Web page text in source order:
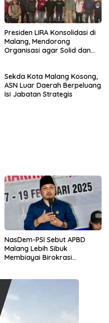
Presiden LIRA Konsolidasi di
Malang, Mendorong
Organisasi agar Solid dan
Sekda Kota Malang Kosong,
ASN Luar Daerah Berpeluang
Isi Jabatan Strategis
NasDem-PSI Sebut APBD
Malang Lebih Sibuk
Membiayai Birokrasi